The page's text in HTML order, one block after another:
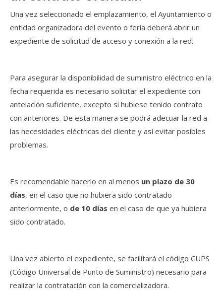
Una vez seleccionado el emplazamiento, el Ayuntamiento o
entidad organizadora del evento o feria deberá abrir un
expediente de solicitud de acceso y conexión a la red.
Para asegurar la disponibilidad de suministro eléctrico en la
fecha requerida es necesario solicitar el expediente con
antelación suficiente, excepto si hubiese tenido contrato
con anteriores. De esta manera se podrá adecuar la red a
las necesidades eléctricas del cliente y así evitar posibles
problemas.
Es recomendable hacerlo en al menos un plazo de 30
días, en el caso que no hubiera sido contratado
anteriormente, o de 10 días en el caso de que ya hubiera
sido contratado.
Una vez abierto el expediente, se facilitará el código CUPS
(Código Universal de Punto de Suministro) necesario para
realizar la contratación con la comercializadora.